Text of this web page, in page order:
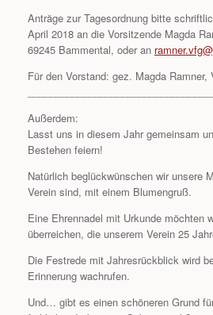
Anträge zur Tagesordnung bitte
April 2018 an die Vorsitzende Magda
69245 Bammental, oder an
Für den Vorstand: gez. Magda Ramner,
Außerdem:
Lasst uns in diesem Jahr gemeinsam
Bestehen feiern!
Natürlich beglückwünschen wir unsere
Verein sind, mit einem Blumengruß.
Eine Ehrennadel mit Urkunde möchten
überreichen, die unserem Verein 25
Die Festrede mit Jahresrückblick wird
Erinnerung wachrufen.
Und… gibt es einen schöneren Grund